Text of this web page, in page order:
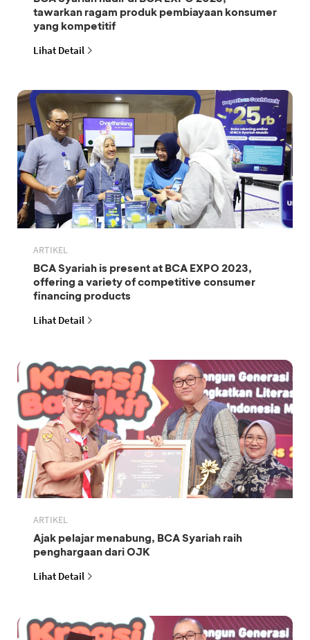
tawarkan ragam produk pembiayaan konsumer
yang kompetitif
Lihat Detail
ARTIKEL
BCA Syariah is present at BCA EXPO 2023,
offering a variety of competitive consumer
financing products
Lihat Detail
ARTIKEL
Ajak pelajar menabung, BCA Syariah raih
penghargaan dari OJK
Lihat Detail